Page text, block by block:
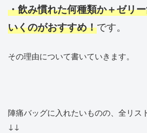
・飲み慣れた何種類か＋ゼリ
いくのがおすすめ！です。
その理由について書いていきます。
陣痛バッグに入れたいものの、全リス
↓↓